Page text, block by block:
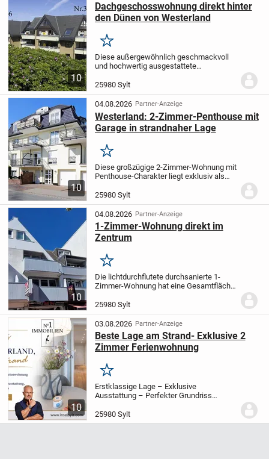
10
Dachgeschosswohnung direkt hinter
den Dünen von Westerland
Merken
Diese außergewöhnlich geschmackvoll
und hochwertig ausgestattete
einer Wohnfläche von ca. 32,79 m² sowie
einer Gesamtfläche von ca. 58,27 m². Sie
befindet sich im...
25980 Sylt
10
04.08.2026 Partner-Anzeige
Westerland: 2-Zimmer-Penthouse mit
Garage in strandnaher Lage
Merken
Diese großzügige 2-Zimmer-Wohnung mit
Penthouse-Charakter liegt exklusiv als
Etage des Hauses (mit Fahrstuhl) und hat
eine Gesamtfläche von ca. 64,07 m².Von
der...
25980 Sylt
10
04.08.2026 Partner-Anzeige
1-Zimmer-Wohnung direkt im
Zentrum
Merken
Die lichtdurchflutete durchsanierte 1-
Zimmer-Wohnung hat eine Gesamtfläche
des gepflegten Appartementhauses und
ist zur Südseite ausgerichtet.Der...
25980 Sylt
10
03.08.2026 Partner-Anzeige
Beste Lage am Strand- Exklusive 2
Zimmer Ferienwohnung
Merken
Erstklassige Lage – Exklusive
Ausstattung – Perfekter Grundriss
in Westerland/Sylt kaufen, das einfach
alles richtig macht – willkommen im
25980 Sylt